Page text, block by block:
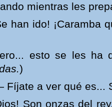
mientras les
han ido! ¡Caramba
esto se les ha
)
Fíjate a ver qué es...
Son onzas del